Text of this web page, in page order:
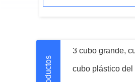
13 galón Toy